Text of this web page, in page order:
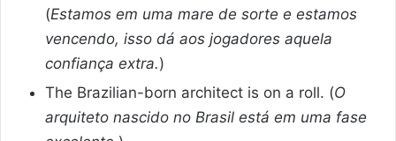
(Estamos em uma mare de sorte e estamos
vencendo, isso dá aos jogadores aquela
confiança extra.)
The Brazilian-born architect is on a roll. (O
arquiteto nascido no Brasil está em uma fase